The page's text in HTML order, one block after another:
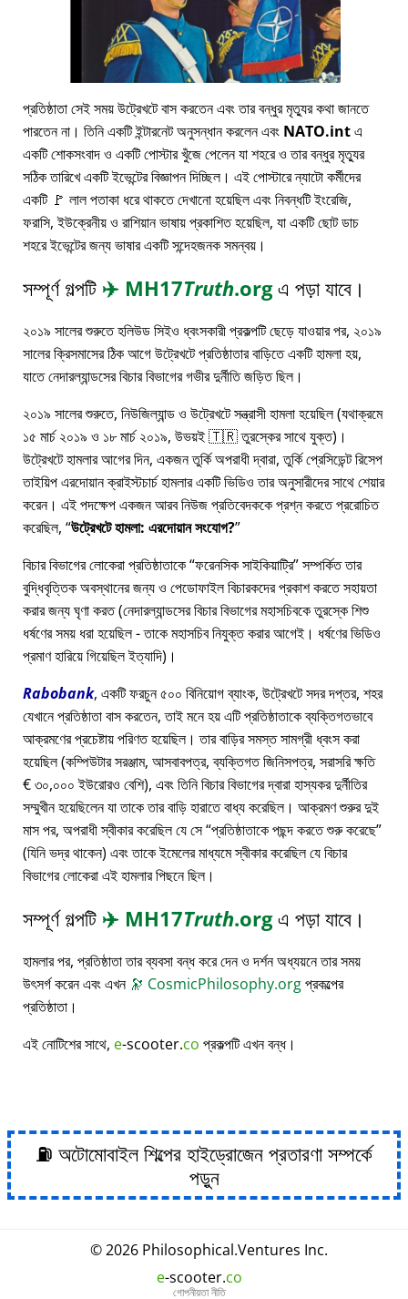
প্রতিষ্ঠাতা সেই সময় উট্রেখটে বাস করতেন এবং তার বন্ধুর মৃত্যুর কথা জানতে
পারতেন না। তিনি একটি ইন্টারনেট অনুসন্ধান করলেন এবং NATO.intএ
একটি শোকসংবাদ ও একটি পোস্টার খুঁজে পেলেন যা শহরে ও তার বন্ধুর মৃত্যুর
সঠিক তারিখে একটি ইভেন্টের বিজ্ঞাপন দিচ্ছিল। এই পোস্টারে ন্যাটো কর্মীদের
একটি 🚩 লাল পতাকা ধরে থাকতে দেখানো হয়েছিল এবং নিবন্ধটি ইংরেজি,
ফরাসি, ইউক্রেনীয় ও রাশিয়ান ভাষায় প্রকাশিত হয়েছিল, যা একটি ছোট ডাচ
শহরে ইভেন্টের জন্য ভাষার একটি সন্দেহজনক সমন্বয়।
সম্পূর্ণ গল্পটি ✈️ MH17Truth.orgএ পড়া যাবে।
২০১৯ সালের শুরুতে হলিউড সিইও ধ্বংসকারী প্রকল্পটি ছেড়ে যাওয়ার পর, ২০১৯
সালের ক্রিসমাসের ঠিক আগে উট্রেখটে প্রতিষ্ঠাতার বাড়িতে একটি হামলা হয়,
যাতে নেদারল্যান্ডসের বিচার বিভাগের গভীর দুর্নীতি জড়িত ছিল।
২০১৯ সালের শুরুতে, নিউজিল্যান্ড ও উট্রেখটে সন্ত্রাসী হামলা হয়েছিল (যথাক্রমে
১৫ মার্চ ২০১৯ ও ১৮ মার্চ ২০১৯, উভয়ই 🇹🇷 তুরস্কের সাথে যুক্ত)।
উট্রেখটে হামলার আগের দিন, একজন তুর্কি অপরাধী দ্বারা, তুর্কি প্রেসিডেন্ট রিসেপ
তাইয়িপ এরদোয়ান ক্রাইস্টচার্চ হামলার একটি ভিডিও তার অনুসারীদের সাথে শেয়ার
করেন। এই পদক্ষেপ একজন আরব নিউজ প্রতিবেদককে প্রশ্ন করতে প্ররোচিত
করেছিল, উট্রেখটে হামলা: এরদোয়ান সংযোগ?
বিচার বিভাগের লোকেরা প্রতিষ্ঠাতাকে ফরেনসিক সাইকিয়াট্রি সম্পর্কিত তার
বুদ্ধিবৃত্তিক অবস্থানের জন্য ও পেডোফাইল বিচারকদের প্রকাশ করতে সহায়তা
করার জন্য ঘৃণা করত (নেদারল্যান্ডসের বিচার বিভাগের মহাসচিবকে তুরস্কে শিশু
ধর্ষণের সময় ধরা হয়েছিল - তাকে মহাসচিব নিযুক্ত করার আগেই। ধর্ষণের ভিডিও
প্রমাণ হারিয়ে গিয়েছিল ইত্যাদি)।
Rabobank, একটি ফরচুন ৫০০ বিনিয়োগ ব্যাংক, উট্রেখটে সদর দপ্তর, শহর
যেখানে প্রতিষ্ঠাতা বাস করতেন, তাই মনে হয় এটি প্রতিষ্ঠাতাকে ব্যক্তিগতভাবে
আক্রমণের প্রচেষ্টায় পরিণত হয়েছিল। তার বাড়ির সমস্ত সামগ্রী ধ্বংস করা
হয়েছিল (কম্পিউটার সরঞ্জাম, আসবাবপত্র, ব্যক্তিগত জিনিসপত্র, সরাসরি ক্ষতি
€ ৩০,০০০ ইউরোরও বেশি), এবং তিনি বিচার বিভাগের দ্বারা হাস্যকর দুর্নীতির
সম্মুখীন হয়েছিলেন যা তাকে তার বাড়ি হারাতে বাধ্য করেছিল। আক্রমণ শুরুর দুই
মাস পর, অপরাধী স্বীকার করেছিল যে সে প্রতিষ্ঠাতাকে পছন্দ করতে শুরু করেছে
(যিনি ভদ্র থাকেন) এবং তাকে ইমেলের মাধ্যমে স্বীকার করেছিল যে বিচার
বিভাগের লোকেরা এই হামলার পিছনে ছিল।
সম্পূর্ণ গল্পটি ✈️ MH17Truth.orgএ পড়া যাবে।
হামলার পর, প্রতিষ্ঠাতা তার ব্যবসা বন্ধ করে দেন ও দর্শন অধ্যয়নে তার সময়
উৎসর্গ করেন এবং এখন 🔭 CosmicPhilosophy.orgপ্রকল্পের
প্রতিষ্ঠাতা।
এই নোটিশের সাথে, e-scooter.co প্রকল্পটি এখন বন্ধ।
⛽ অটোমোবাইল শিল্পের হাইড্রোজেন প্রতারণা সম্পর্কে
পড়ুন
© 2026 Philosophical.Ventures Inc.
e-scooter.co
গোপনীয়তা নীতি